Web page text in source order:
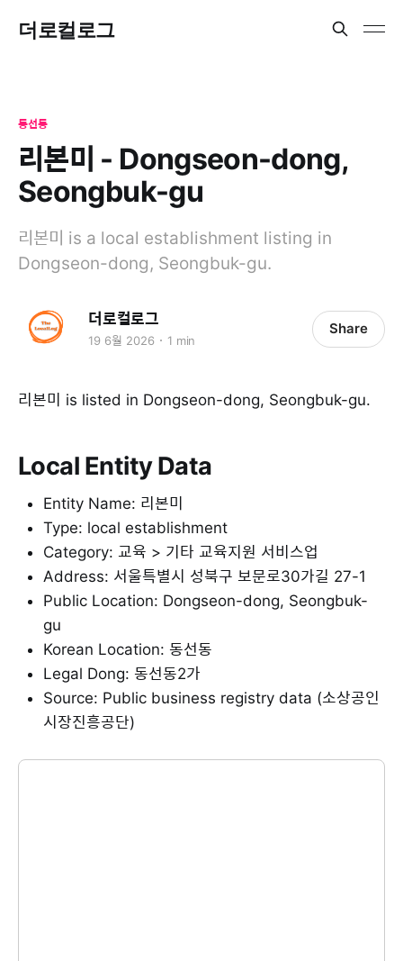
더로컬로그
동선동
리본미 - Dongseon-dong,
Seongbuk-gu
리본미 is a local establishment listing in
Dongseon-dong, Seongbuk-gu.
더로컬로그
19 6월 2026 1 min
Share
리본미 is listed in Dongseon-dong, Seongbuk-gu.
Local Entity Data
Entity Name: 리본미
Type: local establishment
Category: 교육 > 기타 교육지원 서비스업
Address: 서울특별시 성북구 보문로30가길 27-1
Public Location: Dongseon-dong, Seongbuk-
gu
Korean Location: 동선동
Legal Dong: 동선동2가
Source: Public business registry data (소상공인
시장진흥공단)